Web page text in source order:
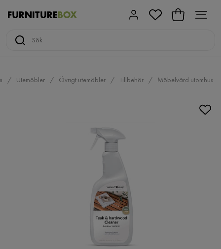
Utemöbler Övrigt utemöbler Tillbehör Möbelvård utomhus